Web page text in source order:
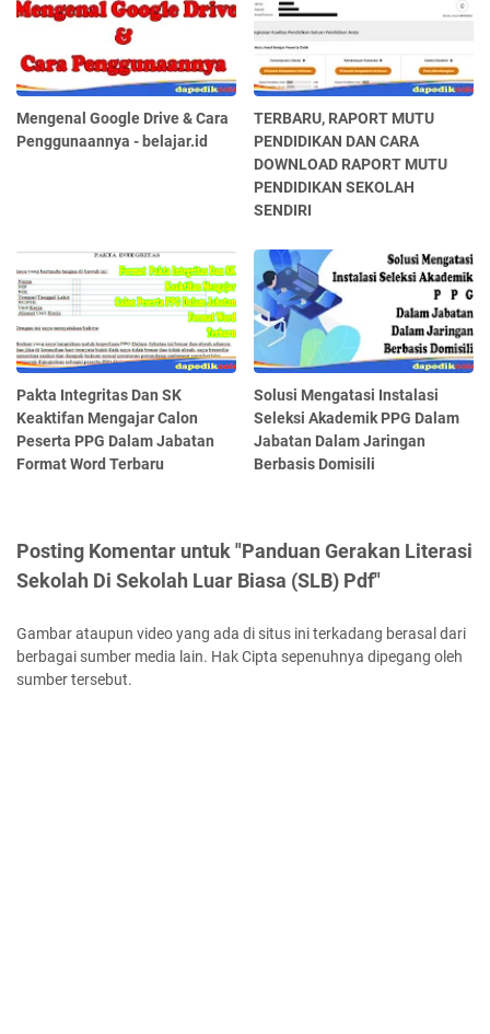
Mengenal Google Drive & Cara
Penggunaannya - belajar.id
TERBARU, RAPORT MUTU
PENDIDIKAN DAN CARA
DOWNLOAD RAPORT MUTU
PENDIDIKAN SEKOLAH
SENDIRI
Pakta Integritas Dan SK
Keaktifan Mengajar Calon
Peserta PPG Dalam Jabatan
Format Word Terbaru
Solusi Mengatasi Instalasi
Seleksi Akademik PPG Dalam
Jabatan Dalam Jaringan
Berbasis Domisili
Posting Komentar untuk "Panduan Gerakan Literasi
Sekolah Di Sekolah Luar Biasa (SLB) Pdf"
Gambar ataupun video yang ada di situs ini terkadang berasal dari
berbagai sumber media lain. Hak Cipta sepenuhnya dipegang oleh
sumber tersebut.